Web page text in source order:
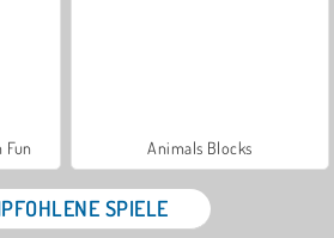
Fun Animals Blocks
SPIELE